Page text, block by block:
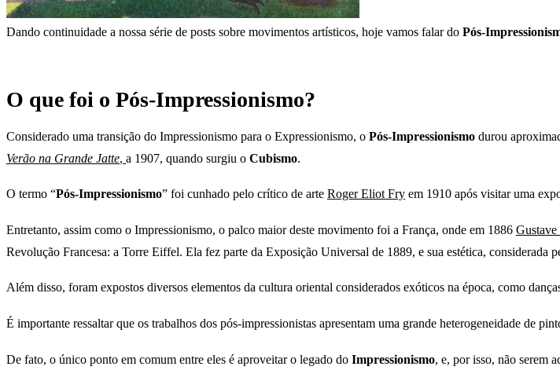
Dando continuidade a nossa série de posts sobre movimentos artísticos, hoje vamos falar do Pós-
O que foi o Pós-Impressionismo?
Considerado uma transição do Impressionismo para o Expressionismo, o Pós-Impressionismo durou
Verão na Grande Jatte, a 1907, quando surgiu o Cubismo.
O termo “Pós-Impressionismo” foi cunhado pelo crítico de arte Roger Eliot Fry em 1910 após visitar uma
Entretanto, assim como o Impressionismo, o palco maior deste movimento foi a França, onde em 1886
Revolução Francesa: a Torre Eiffel. Ela fez parte da Exposição Universal de 1889, e sua estética, considerada
Além disso, foram expostos diversos elementos da cultura oriental considerados exóticos na época, como
É importante ressaltar que os trabalhos dos pós-impressionistas apresentam uma grande heterogeneidade de
De fato, o único ponto em comum entre eles é aproveitar o legado do Impressionismo, e, por isso, não serem